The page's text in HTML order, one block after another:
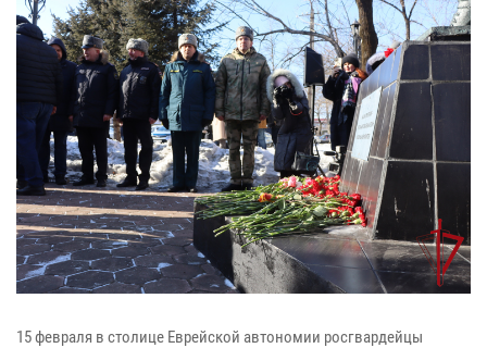
15 февраля в столице Еврейской автономии росгвардейцы